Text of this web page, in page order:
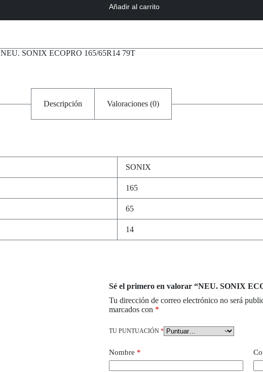
Añadir al carrito
NEU. SONIX ECOPRO 165/65R14 79T
Descripción Valoraciones (0)
SONIX
165
65
14
Sé el primero en valorar “NEU. SONIX
Tu dirección de correo electrónico no será
marcados con *
TU PUNTUACIÓN *
Nombre *